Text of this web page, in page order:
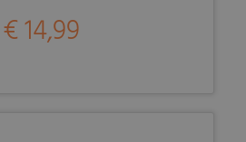
€ 14,99